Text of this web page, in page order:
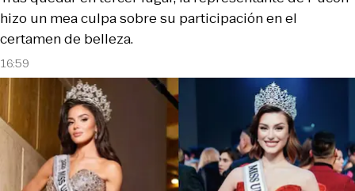
16:59
hizo un mea culpa sobre su participación en el
certamen de belleza.